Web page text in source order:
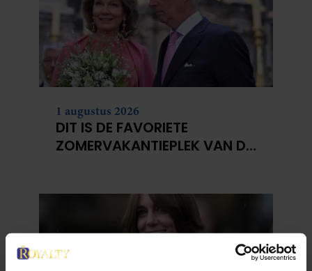
1 augustus 2026
DIT IS DE FAVORIETE
ZOMERVAKANTIEPLEK VAN DE